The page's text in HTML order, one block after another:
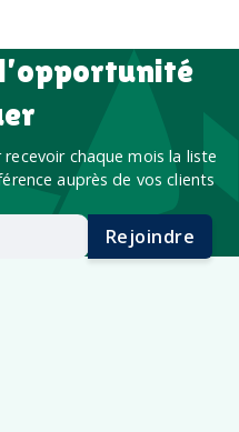
chaque mois la liste
auprès de vos clients
Rejoindre